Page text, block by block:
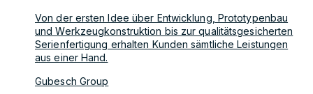
Von der ersten Idee über Entwicklung, Prototypenbau
und Werkzeugkonstruktion bis zur qualitätsgesicherten
Serienfertigung erhalten Kunden sämtliche Leistungen
aus einer Hand.
Gubesch Group